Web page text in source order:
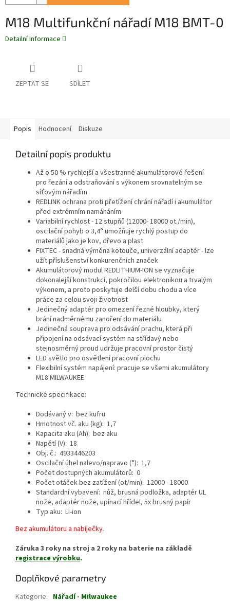
M18 Multifunkční nářadí M18 BMT-0
Detailní informace
ZEPTAT SE SDÍLET
Popis Hodnocení Diskuze
Detailní popis produktu
Až o 50 % rychlejší a všestranné akumulátorové řešení
pro řezání a odstraňování s výkonem srovnatelným se
síťovým nářadím
REDLINK ochrana proti přetížení chrání nářadí i akumulátor
před extrémním namáháním
Variabilní rychlost - 12 stupňů (12000- 18000 ot./min),
oscilační pohyb o 3,4° umožňuje rychlý postup do
materiálů jako je kov, dřevo a plast
FIXTEC - snadná výměna kotouče, univerzální adaptér - lze
užít příslušenství konkurenčních značek
Akumulátorový modul REDLITHIUM‑ION se vyznačuje
dokonalejší konstrukcí, pokročilou elektronikou a trvalým
výkonem, a proto poskytuje delší dobu chodu a více
práce za celou svoji životnost
Jedinečný adaptér pro omezení řezné hloubky, který
brání nadměrnému zanoření do materiálu
Jedinečná souprava pro odsávání prachu, která při
připojení na odsávací systém na střídavý nebo
stejnosměrný proud udržuje pracovní prostor čistý
LED světlo pro osvětlení pracovní plochu
Flexibilní systém napájení: pracuje se všemi akumulátory
M18 MILWAUKEE
Technické specifikace:
Dodávaný v: bez kufru
Hmotnost vč. aku (kg): 1,7
Kapacita aku (Ah): bez aku
Napětí (V): 18
Obj. č.: 4933446203
Oscilační úhel nalevo/napravo (°): 1,7
Počet dostupných akumulátorů: 0
Počet otáček bez zatížení (ot/min): 12000 - 18000
Standardní vybavení: nůž, brusná podložka, adaptér UL
nože, adaptér nože, upínací hřídel, 5x brusný papír
Typ aku: Li-ion
Bez akumulátoru a nabíječky.
Záruka 3 roky na stroj a 2 roky na baterie na základě
registrace výrobku.
Doplňkové parametry
Kategorie: Nářadí - Milwaukee